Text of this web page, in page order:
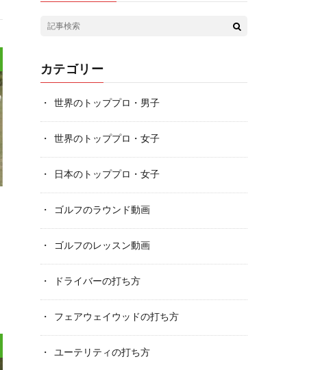
カテゴリー
世界のトッププロ・男子
世界のトッププロ・女子
日本のトッププロ・女子
ゴルフのラウンド動画
ゴルフのレッスン動画
ドライバーの打ち方
フェアウェイウッドの打ち方
ユーテリティの打ち方